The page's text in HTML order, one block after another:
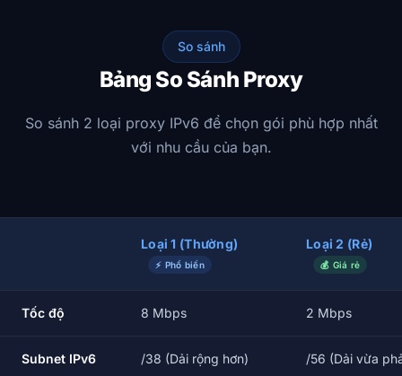
So sánh
Bảng So Sánh Proxy
So sánh 2 loại proxy IPv6 để chọn gói phù hợp nhất
với nhu cầu của bạn.
Loại 1 (Thường)
⚡ Phổ biến
Loại 2 (Rẻ)
💰 Giá rẻ
Tốc độ 8 Mbps 2 Mbps
Subnet IPv6 /38 (Dải rộng hơn) /56 (Dải vừa